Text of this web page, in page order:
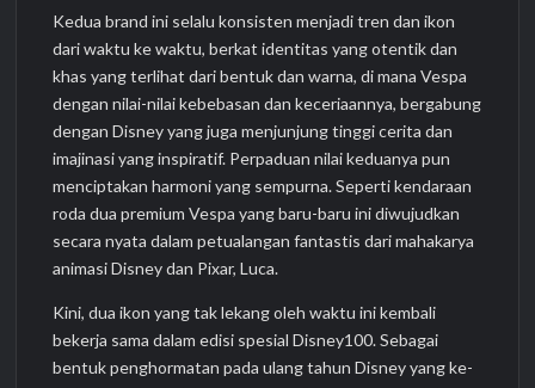
Kedua brand ini selalu konsisten menjadi tren dan ikon
dari waktu ke waktu, berkat identitas yang otentik dan
khas yang terlihat dari bentuk dan warna, di mana Vespa
dengan nilai-nilai kebebasan dan keceriaannya, bergabung
dengan Disney yang juga menjunjung tinggi cerita dan
imajinasi yang inspiratif. Perpaduan nilai keduanya pun
menciptakan harmoni yang sempurna. Seperti kendaraan
roda dua premium Vespa yang baru-baru ini diwujudkan
secara nyata dalam petualangan fantastis dari mahakarya
animasi Disney dan Pixar, Luca.
Kini, dua ikon yang tak lekang oleh waktu ini kembali
bekerja sama dalam edisi spesial Disney100. Sebagai
bentuk penghormatan pada ulang tahun Disney yang ke-